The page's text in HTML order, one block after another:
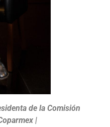
de la Comisión
|